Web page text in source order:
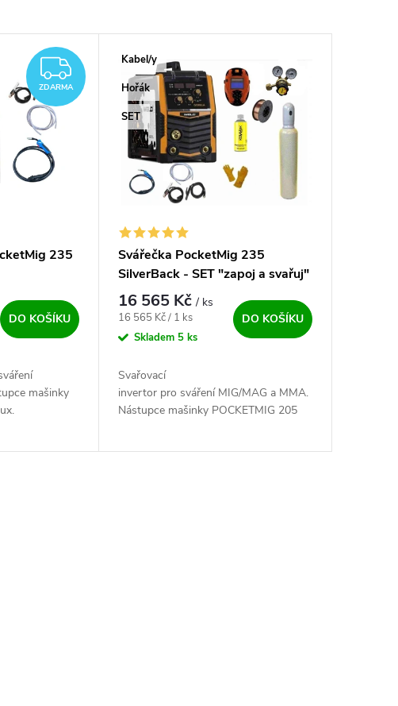
ZDARMA
ZDARMA
235
DO KOŠÍKU
mašinky
Kabel/y
Hořák
SET
Svářečka PocketMig 235
SilverBack - SET "zapoj a svařuj"
16 565 Kč/ ks
Měrná cena:
16 565 Kč / 1 ks
Skladem 5 ks
DO KOŠÍKU
Svařovací
invertor pro sváření MIG/MAG a MMA.
Nástupce mašinky POCKETMIG 205